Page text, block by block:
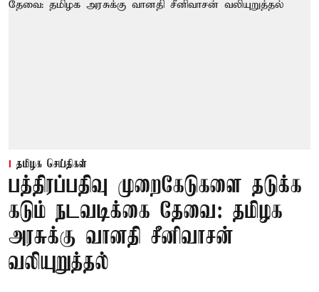
தமிழக செய்திகள்
பத்திரப்பதிவு முறைகேடுகளை தடுக்க
கடும் நடவடிக்கை தேவை: தமிழக
அரசுக்கு வானதி சீனிவாசன்
வலியுறுத்தல்